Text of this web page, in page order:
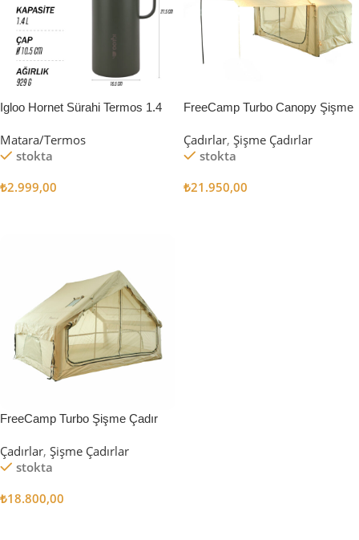
Igloo Hornet Sürahi Termos 1.4
Matara/Termos
stokta
₺2.999,00
FreeCamp Turbo Canopy Şişme
Çadırlar, Şişme Çadırlar
stokta
₺21.950,00
FreeCamp Turbo Şişme Çadır
Çadırlar, Şişme Çadırlar
stokta
₺18.800,00